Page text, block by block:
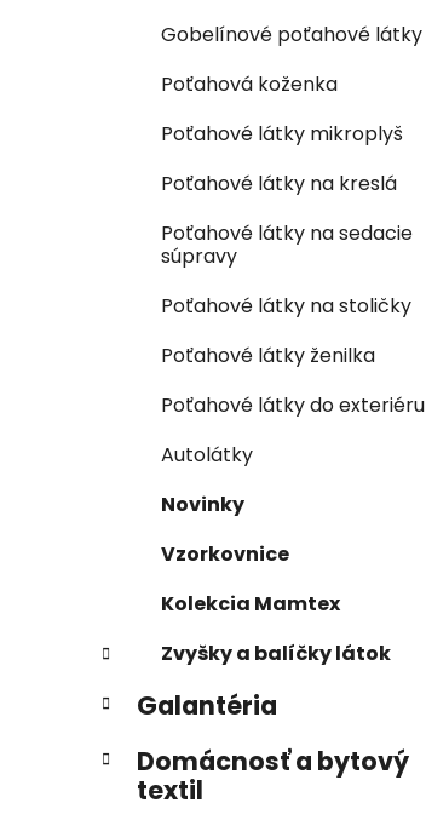
Gobelínové poťahové látky
Poťahová koženka
Poťahové látky mikroplyš
Poťahové látky na kreslá
Poťahové látky na sedacie
súpravy
Poťahové látky na stoličky
Poťahové látky ženilka
Poťahové látky do exteriéru
Autolátky
Novinky
Vzorkovnice
Kolekcia Mamtex
Zvyšky a balíčky látok
Galantéria
Domácnosť a bytový
textil